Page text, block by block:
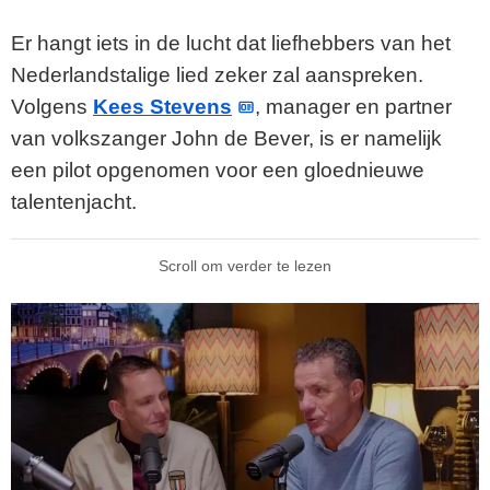
Er hangt iets in de lucht dat liefhebbers van het
Nederlandstalige lied zeker zal aanspreken.
Volgens Kees Stevens
, manager en partner
van volkszanger John de Bever, is er namelijk
een pilot opgenomen voor een gloednieuwe
talentenjacht.
Scroll om verder te lezen